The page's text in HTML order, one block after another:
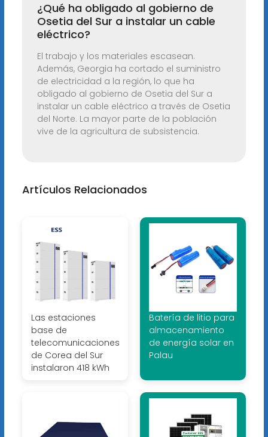
¿Qué ha obligado al gobierno de
Osetia del Sur a instalar un cable
eléctrico?
El trabajo y los materiales escasean.
Además, Georgia ha cortado el suministro
de electricidad a la región, lo que ha
obligado al gobierno de Osetia del Sur a
instalar un cable eléctrico a través de Osetia
del Norte. La mayor parte de la población
vive de la agricultura de subsistencia.
Artículos Relacionados
Las estaciones
base de
telecomunicaciones
de Corea del Sur
instalaron 418 kWh
Batería de litio para
almacenamiento
de energía solar en
Palau